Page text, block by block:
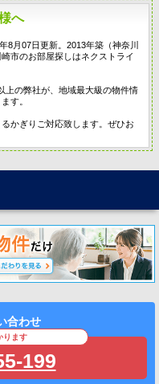
へ
8月07日更新。2013年築（神奈川
市のお部屋探しはネクストライ
上の弊社が、地域最大級の物件情
す。
るかぎりご対応致します。ぜひお
合わせ
ります
199